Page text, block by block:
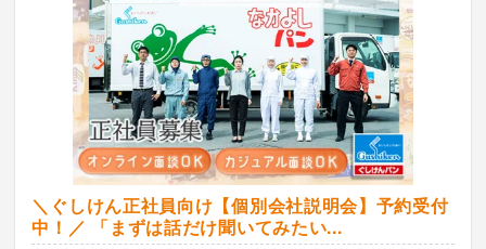
＼ぐしけん正社員向け【個別会社説明会】予約受付
中！／ 「まずは話だけ聞いてみたい...